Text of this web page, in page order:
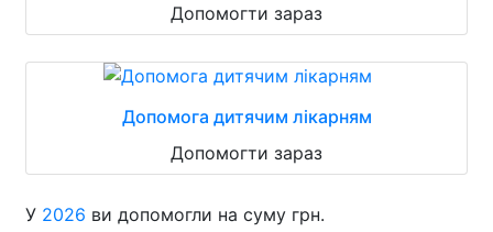
Допомогти зараз
Допомога дитячим лікарням
Допомогти зараз
У 2026 ви допомогли на суму грн.